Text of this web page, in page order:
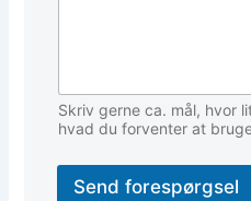
Skriv gerne ca. mål, hvor
hvad du forventer at
Send forespørgsel